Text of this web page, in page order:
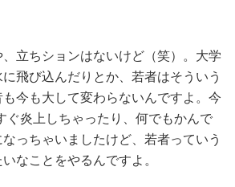
、立ちションはないけど（笑）。大学
飛び込んだりとか、若者はそういう
今も大して変わらないんですよ。今
ぐ炎上しちゃったり、何でもかんで
っちゃいましたけど、若者っていう
なことをやるんですよ。